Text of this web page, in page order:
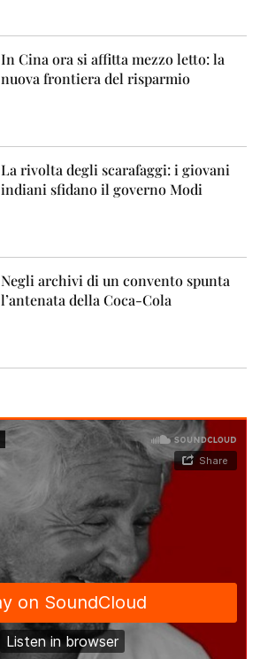
In Cina ora si affitta mezzo letto: la
nuova frontiera del risparmio
La rivolta degli scarafaggi: i giovani
indiani sfidano il governo Modi
Negli archivi di un convento spunta
l’antenata della Coca-Cola